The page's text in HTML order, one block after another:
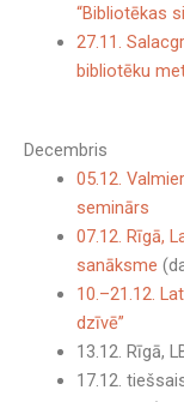
“Bibliotēkas
27.11.
bibliotēku
Decembris
05.12.
seminārs
07.12. Rīgā,
sanāksme
10.–21.12.
dzīvē”
13.12. Rīgā,
17.12.